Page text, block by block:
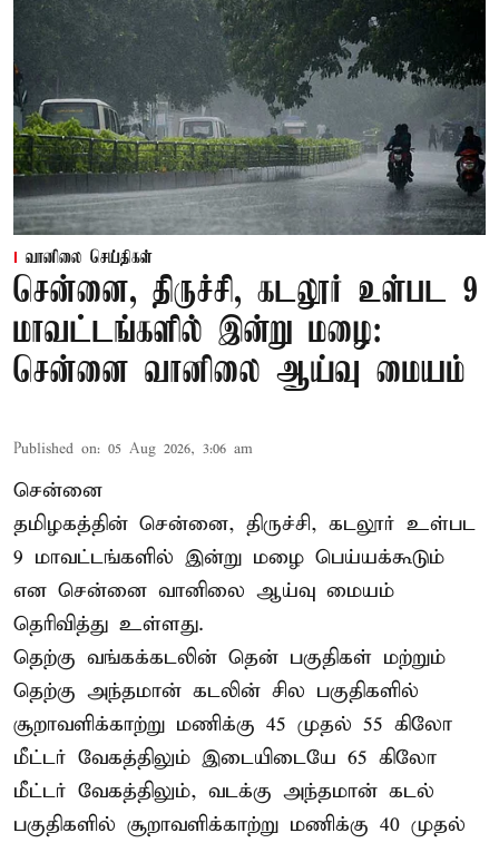
வானிலை செய்திகள்
சென்னை, திருச்சி, கடலூர் உள்பட 9
மாவட்டங்களில் இன்று மழை:
சென்னை வானிலை ஆய்வு மையம்
Published on: 05 Aug 2026, 3:06 am
சென்னை
தமிழகத்தின் சென்னை, திருச்சி, கடலூர் உள்பட
9 மாவட்டங்களில் இன்று மழை பெய்யக்கூடும்
என சென்னை வானிலை ஆய்வு மையம்
தெரிவித்து உள்ளது.
தெற்கு வங்கக்கடலின் தென் பகுதிகள் மற்றும்
தெற்கு அந்தமான் கடலின் சில பகுதிகளில்
சூறாவளிக்காற்று மணிக்கு 45 முதல் 55 கிலோ
மீட்டர் வேகத்திலும் இடையிடையே 65 கிலோ
மீட்டர் வேகத்திலும், வடக்கு அந்தமான் கடல்
பகுதிகளில் சூறாவளிக்காற்று மணிக்கு 40 முதல்